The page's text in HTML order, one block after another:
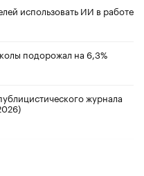
использовать ИИ в работе
подорожал на 6,3%
журнала